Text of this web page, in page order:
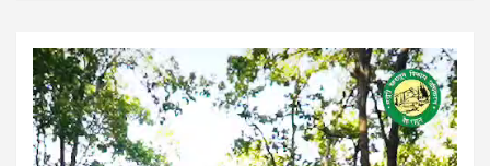
Video
Player